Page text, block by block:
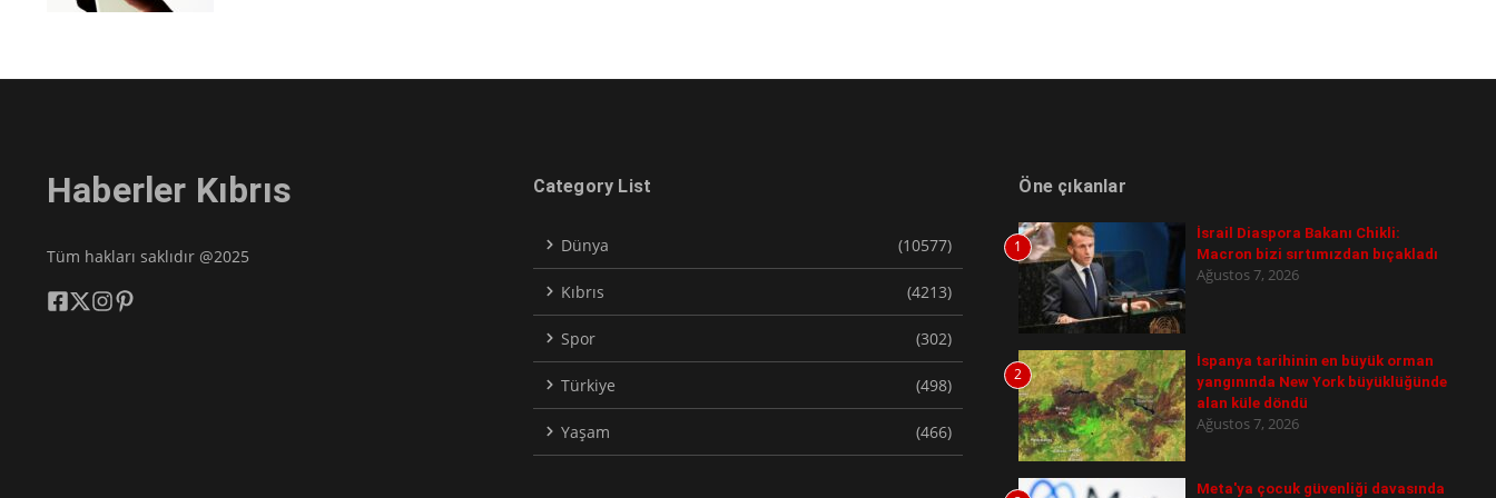
Haberler Kıbrıs
Tüm hakları saklıdır @2025
Category List
Dünya (10577)
Kıbrıs (4213)
Spor (302)
Türkiye (498)
Yaşam (466)
Öne çıkanlar
1
İsrail Diaspora Bakanı Chikli:
Macron bizi sırtımızdan bıçakladı
Ağustos 7, 2026
2
İspanya tarihinin en büyük orman
yangınında New York büyüklüğünde
alan küle döndü
Ağustos 7, 2026
Meta'ya çocuk güvenliği davasında